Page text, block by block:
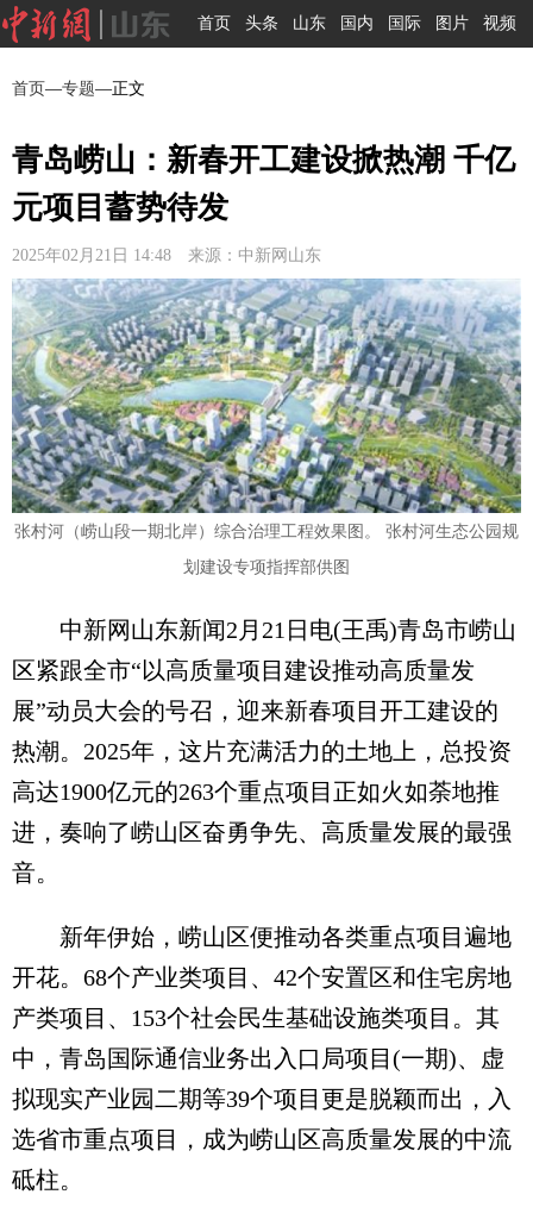
首页 头条 山东 国内 国际 图片 视频
首页—专题—正文
青岛崂山：新春开工建设掀热潮 千亿
元项目蓄势待发
2025年02月21日 14:48 来源：中新网山东
张村河（崂山段一期北岸）综合治理工程效果图。 张村河生态公园规
划建设专项指挥部供图
中新网山东新闻2月21日电(王禹)青岛市崂山
区紧跟全市“以高质量项目建设推动高质量发
展”动员大会的号召，迎来新春项目开工建设的
热潮。2025年，这片充满活力的土地上，总投资
高达1900亿元的263个重点项目正如火如荼地推
进，奏响了崂山区奋勇争先、高质量发展的最强
音。
新年伊始，崂山区便推动各类重点项目遍地
开花。68个产业类项目、42个安置区和住宅房地
产类项目、153个社会民生基础设施类项目。其
中，青岛国际通信业务出入口局项目(一期)、虚
拟现实产业园二期等39个项目更是脱颖而出，入
选省市重点项目，成为崂山区高质量发展的中流
砥柱。